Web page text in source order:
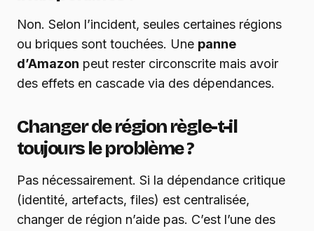
Non. Selon l’incident, seules certaines régions
ou briques sont touchées. Une panne
d’Amazon peut rester circonscrite mais avoir
des effets en cascade via des dépendances.
Changer de région règle-t-il
toujours le problème ?
Pas nécessairement. Si la dépendance critique
(identité, artefacts, files) est centralisée,
changer de région n’aide pas. C’est l’une des